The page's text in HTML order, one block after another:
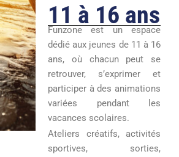
11 à 16 ans
Funzone est un espace
dédié aux jeunes de 11 à 16
ans, où chacun peut se
retrouver, s’exprimer et
participer à des animations
variées pendant les
vacances scolaires.
Ateliers créatifs, activités
sportives, sorties,